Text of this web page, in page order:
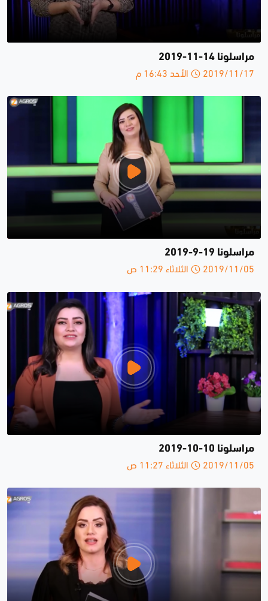
مراسلونا 14-11-2019
2019/11/17 الأحد 16:43 م
مراسلونا 19-9-2019
2019/11/05 الثلاثاء 11:29 ص
مراسلونا 10-10-2019
2019/11/05 الثلاثاء 11:27 ص